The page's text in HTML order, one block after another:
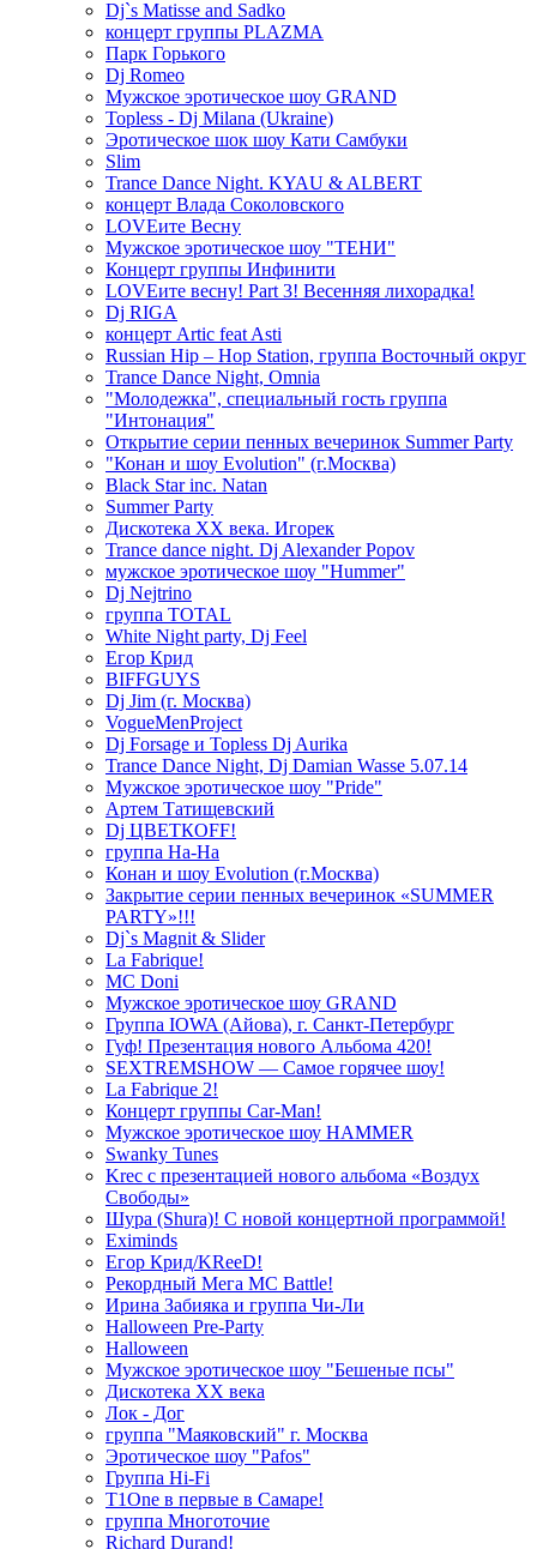
Dj`s Matisse and Sadko
концерт группы PLAZMA
Парк Горького
Dj Romeo
Мужское эротическое шоу GRAND
Topless - Dj Milana (Ukraine)
Эротическое шок шоу Кати Самбуки
Slim
Trance Dance Night. KYAU & ALBERT
концерт Влада Соколовского
LOVEите Весну
Мужское эротическое шоу "ТЕНИ"
Концерт группы Инфинити
LOVEите весну! Part 3! Весенняя лихорадка!
Dj RIGA
концерт Artic feat Asti
Russian Hip – Hop Station, группа Восточный округ
Trance Dance Night, Omnia
"Молодежка", специальный гость группа
"Интонация"
Открытие серии пенных вечеринок Summer Party
"Конан и шоу Evolution" (г.Москва)
Black Star inc. Natan
Summer Party
Дискотека ХХ века. Игорек
Trance dance night. Dj Alexander Popov
мужское эротическое шоу "Hummer"
Dj Nejtrino
группа TOTAL
White Night party, Dj Feel
Егор Крид
BIFFGUYS
Dj Jim (г. Москва)
VogueMenProject
Dj Forsage и Topless Dj Aurika
Trance Dance Night, Dj Damian Wasse 5.07.14
Мужское эротическое шоу "Pride"
Артем Татищевский
Dj ЦВЕТКOFF!
группа На-На
Конан и шоу Evolution (г.Москва)
Закрытие серии пенных вечеринок «SUMMER
PARTY»!!!
Dj`s Magnit & Slider
La Fabrique!
MC Doni
Мужское эротическое шоу GRAND
Группа IOWA (Айова), г. Санкт-Петербург
Гуф! Презентация нового Альбома 420!
SEXTREMSHOW — Самое горячее шоу!
La Fabrique 2!
Концерт группы Car-Man!
Мужское эротическое шоу HAMMER
Swanky Tunes
Krec с презентацией нового альбома «Воздух
Свободы»
Шура (Shura)! С новой концертной программой!
Eximinds
Егор Крид/KReeD!
Рекордный Мега МС Battle!
Ирина Забияка и группа Чи-Ли
Halloween Pre-Party
Halloween
Мужское эротическое шоу "Бешеные псы"
Дискотека ХХ века
Лок - Дог
группа "Маяковский" г. Москва
Эротическое шоу "Pafos"
Группа Hi-Fi
T1One в первые в Самаре!
группа Многоточие
Richard Durand!